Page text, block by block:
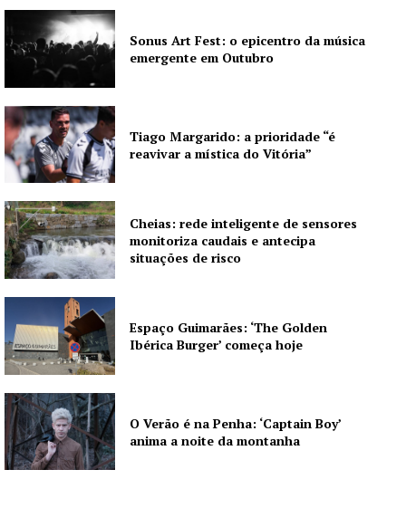
Institucional
Artigos
Edição Digital
Europa
Grande Entrevista
Publicidade
Quero ser Assinante
Sonus Art Fest: o epicentro da música
emergente em Outubro
Tiago Margarido: a prioridade “é
reavivar a mística do Vitória”
Cheias: rede inteligente de sensores
monitoriza caudais e antecipa
situações de risco
Espaço Guimarães: ‘The Golden
Ibérica Burger’ começa hoje
O Verão é na Penha: ‘Captain Boy’
anima a noite da montanha